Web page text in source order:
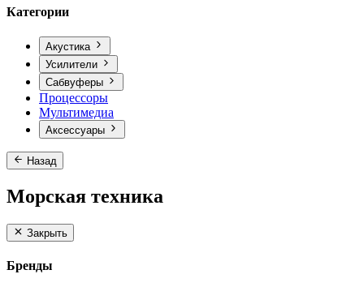
Категории
Акустика
Усилители
Сабвуферы
Процессоры
Мультимедиа
Аксессуары
Назад
Морская техника
Закрыть
Бренды